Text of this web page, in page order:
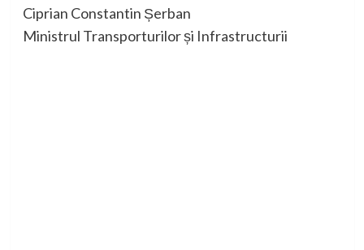
Ciprian Constantin Șerban
Ministrul Transporturilor și Infrastructurii